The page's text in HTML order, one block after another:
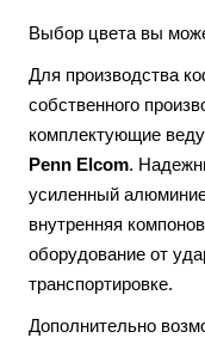
Выбор цвета вы
Для производства
собственного
комплектующие
Penn Elcom.
усиленный
внутренняя
оборудование от
транспортировке.
Дополнительно